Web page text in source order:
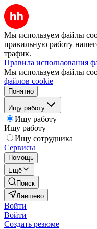
Мы используем файлы
правильную работу
трафик.
Правила использования
Мы используем файлы
файлов cookie
Понятно
Ищу работу
Ищу работу
Ищу работу
Ищу сотрудника
Сервисы
Помощь
Ещё
Поиск
Лаишево
Войти
Войти
Создать резюме